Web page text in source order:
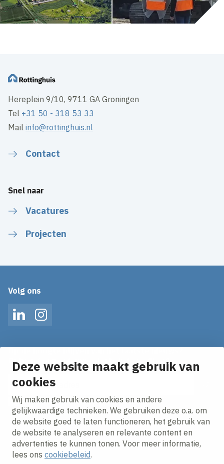
Deze website maakt gebruik van
cookies
Wij maken gebruik van cookies en andere
gelijkwaardige technieken. We gebruiken deze o.a. om
de website goed te laten functioneren, het gebruik van
de website te analyseren en relevante content en
advertenties te kunnen tonen. Voor meer informatie,
lees ons cookiebeleid.
Hereplein 9/10, 9711 GA Groningen
Tel +31 50 - 318 53 33
Mailinfo@rottinghuis.nl
Contact
Snel naar
Vacatures
Projecten
Volg ons
LinkedInInstagram
Ontvang onze nieuws alerts in je mailbox!
E-mailadres
Ik ga akkoord met hetprivacy statement.